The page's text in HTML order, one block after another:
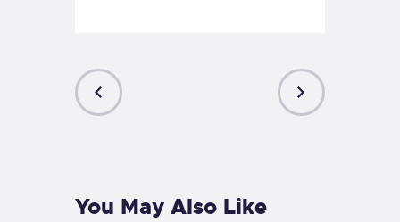
You May Also Like